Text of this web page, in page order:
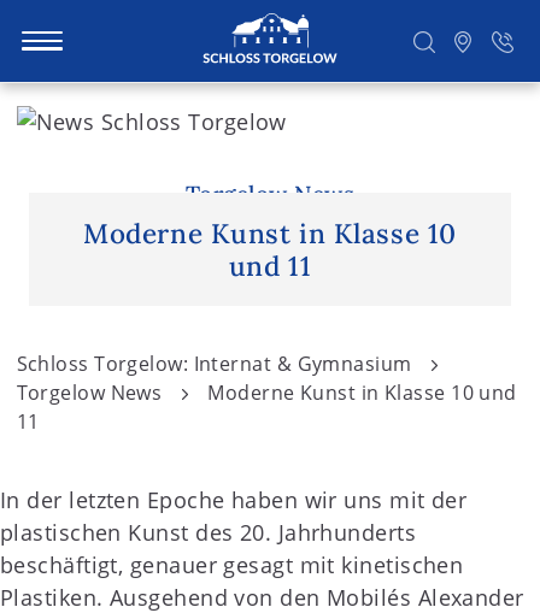
S
t
Torgelow News
Moderne Kunst in Klasse 10
und 11
Schloss Torgelow: Internat & Gymnasium
Torgelow News
Moderne Kunst in Klasse 10 und
11
In der letzten Epoche haben wir uns mit der
plastischen Kunst des 20. Jahrhunderts
beschäftigt, genauer gesagt mit kinetischen
Plastiken. Ausgehend von den Mobilés Alexander